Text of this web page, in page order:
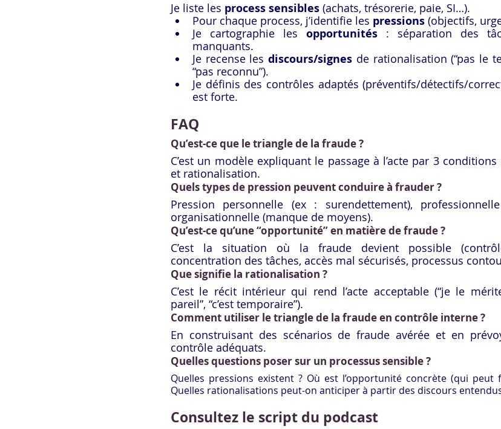
Je liste les process sensibles (achats, trésorerie, paie, SI…).
Pour chaque process, j’identifie les pressions (objectifs,
Je cartographie les opportunités : séparation des
manquants.
Je recense les discours/signes de rationalisation (“pas le
“pas reconnu”).
Je définis des contrôles adaptés (préventifs/détectifs/
est forte.
FAQ
Qu’est-ce que le triangle de la fraude ?
C’est un modèle expliquant le passage à l’acte par 3
et rationalisation.
Quels types de pression peuvent conduire à frauder ?
Pression personnelle (ex : surendettement),
organisationnelle (manque de moyens).
Qu’est-ce qu’une “opportunité” en matière de fraude ?
C’est la situation où la fraude devient possible
concentration des tâches, accès mal sécurisés, processus
Que signifie la rationalisation ?
C’est le récit intérieur qui rend l’acte acceptable (“je le
pareil”, “c’est temporaire”).
Comment utiliser le triangle de la fraude en contrôle interne ?
En construisant des scénarios de fraude avérée et en
contrôle adéquats.
Quelles questions poser sur un processus sensible ?
Quelles pressions existent ? Où est l’opportunité concrète (qui
Quelles rationalisations peut-on anticiper à partir des discours
Consultez le script du podcast